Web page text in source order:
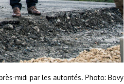
midi par les autorités. Photo: Bovy